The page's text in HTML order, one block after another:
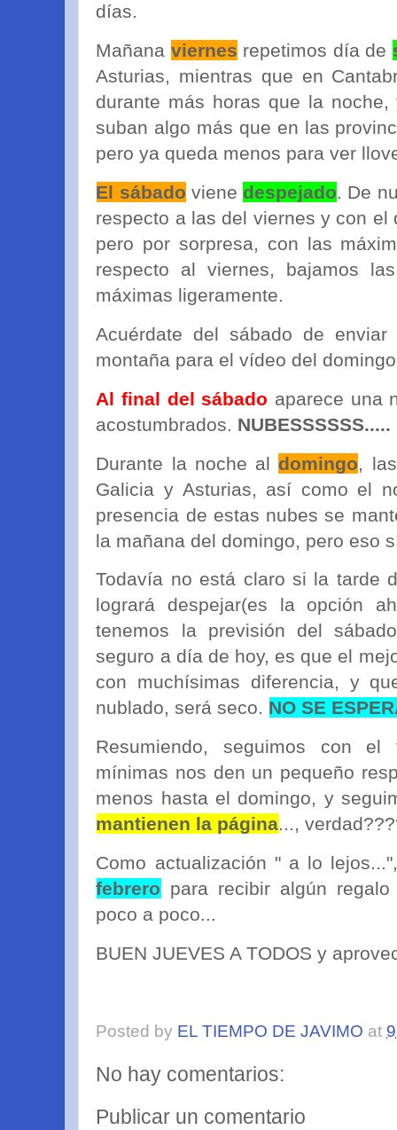
días.
Mañana viernes repetimos día de
Asturias, mientras que en
durante más horas que la
suban algo más que en las
pero ya queda menos para ver
El sábado viene despejado. De
respecto a las del viernes y con
pero por sorpresa, con las
respecto al viernes, bajamos
máximas ligeramente.
Acuérdate del sábado de
montaña para el vídeo del
Al final del sábado aparece una
acostumbrados. NUBESSSSSS.....
Durante la noche al domingo ,
Galicia y Asturias, así como el
presencia de estas nubes se
la mañana del domingo, pero eso
Todavía no está claro si la tarde
logrará despejar(es la opción
tenemos la previsión del
seguro a día de hoy, es que el
con muchísimas diferencia, y
nublado, será seco. NO SE
Resumiendo, seguimos con
mínimas nos den un pequeño
menos hasta el domingo, y
mantienen la página...,
Como actualización " a lo
febrero para recibir algún
poco a poco...
BUEN JUEVES A TODOS y
Posted by EL TIEMPO DE JAVIMO at
No hay comentarios:
Publicar un comentario